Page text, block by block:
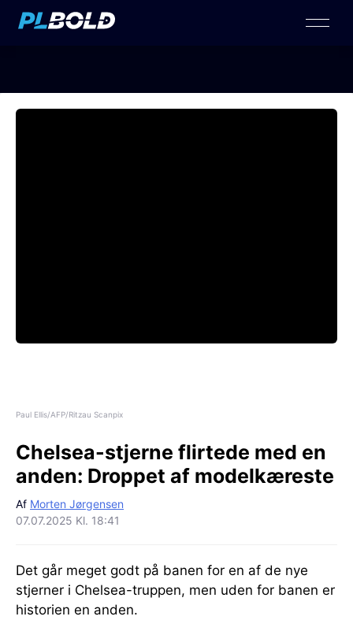
Paul Ellis/AFP/Ritzau Scanpix
Chelsea-stjerne flirtede med en
anden: Droppet af modelkæreste
Af Morten Jørgensen
07.07.2025 Kl. 18:41
Det går meget godt på banen for en af de nye
stjerner i Chelsea-truppen, men uden for banen er
historien en anden.